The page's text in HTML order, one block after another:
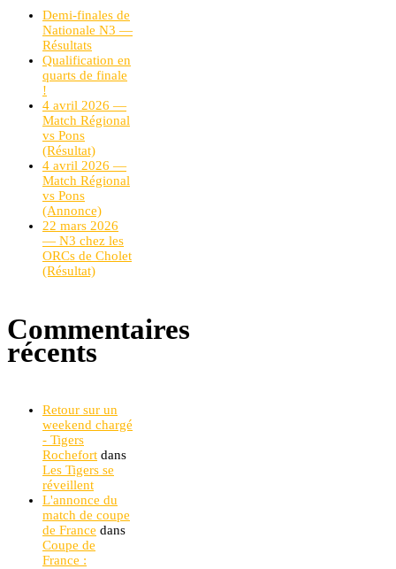
Demi-finales de
Nationale N3 —
Résultats
Qualification en
quarts de finale
!
4 avril 2026 —
Match Régional
vs Pons
(Résultat)
4 avril 2026 —
Match Régional
vs Pons
(Annonce)
22 mars 2026
— N3 chez les
ORCs de Cholet
(Résultat)
Commentaires
récents
Retour sur un
weekend chargé
- Tigers
Rochefort dans
Les Tigers se
réveillent
L'annonce du
match de coupe
de France dans
Coupe de
France :